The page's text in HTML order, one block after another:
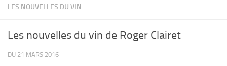
ACTUALITÉ
LES NOUVELLES DU VIN
Les nouvelles du vin de Roger Clairet
DU 21 MARS 2016